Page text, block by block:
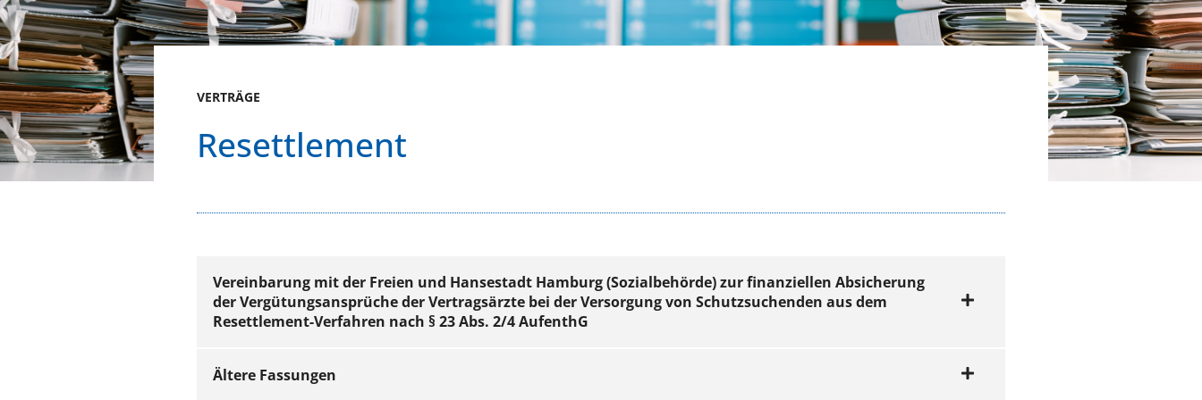
VERTRÄGE
Resettlement
Vereinbarung mit der Freien und Hansestadt Hamburg (Sozialbehörde) zur finanziellen Absicherung
der Vergütungsansprüche der Vertragsärzte bei der Versorgung von Schutzsuchenden aus dem
Resettlement-Verfahren nach § 23 Abs. 2/4 AufenthG
Ältere Fassungen